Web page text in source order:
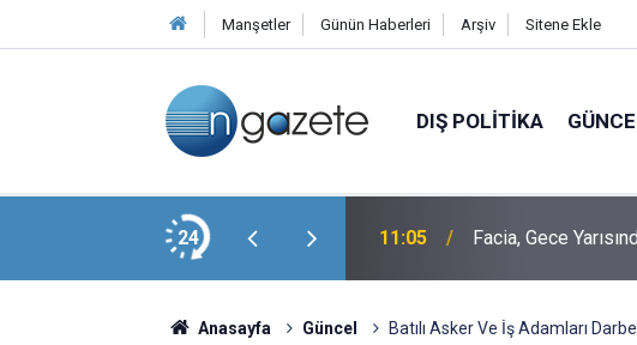
Manşetler Günün Haberleri Arşiv Sitene Ekle
DIŞ POLITIKA
24
Yanıt: Bu Yüzden Kaldırılmış 11:05 Facia, Gece
Anasayfa Güncel Batılı Asker Ve İş Adamları